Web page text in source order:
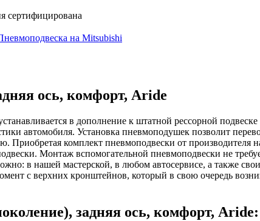
сертифицирована
на Mitsubishi
ось, комфорт, Aride
в дополнение к штатной рессорной подвеске
автомобиля. Установка пневмоподушек позволит
Приобретая комплект пневмоподвески от производителя
Монтаж вспомогательной пневмоподвески не
в нашей мастерской, в любом автосервисе, а также
с верхних кронштейнов, который в свою очередь
задняя ось, комфорт, Aride: